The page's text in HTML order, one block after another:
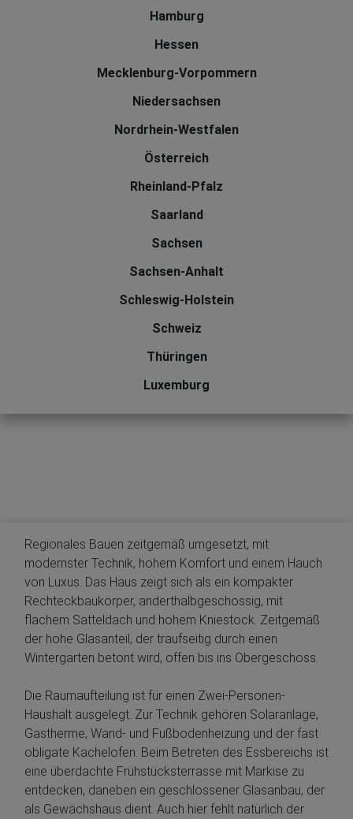
Hamburg
Hessen
Mecklenburg-Vorpommern
Niedersachsen
Nordrhein-Westfalen
Österreich
Rheinland-Pfalz
Saarland
Sachsen
Sachsen-Anhalt
Schleswig-Holstein
Schweiz
Thüringen
Luxemburg
Regionales Bauen zeitgemäß umgesetzt, mit
modernster Technik, hohem Komfort und einem Hauch
von Luxus. Das Haus zeigt sich als ein kompakter
Rechteckbaukörper, anderthalbgeschossig, mit
flachem Satteldach und hohem Kniestock. Zeitgemäß
der hohe Glasanteil, der traufseitig durch einen
Wintergarten betont wird, offen bis ins Obergeschoss.
Die Raumaufteilung ist für einen Zwei-Personen-
Haushalt ausgelegt. Zur Technik gehören Solaranlage,
Gastherme, Wand- und Fußbodenheizung und der fast
obligate Kachelofen. Beim Betreten des Essbereichs ist
eine überdachte Frühstücksterrasse mit Markise zu
entdecken, daneben ein geschlossener Glasanbau, der
als Gewächshaus dient. Auch hier fehlt natürlich der